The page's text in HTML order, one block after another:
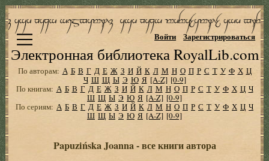
Электронная библиотека RoyalLib.com
Войти Зарегистрироваться
По авторам: А Б В Г Д Е Ж З И Й К Л М Н О П Р С Т У Ф Х Ц
Ч Ш Щ Ы Э Ю Я [A-Z] [0-9]
По книгам: А Б В Г Д Е Ж З И Й К Л М Н О П Р С Т У Ф Х Ц Ч
Ш Щ Ы Э Ю Я [A-Z] [0-9]
По сериям: А Б В Г Д Е Ж З И Й К Л М Н О П Р С Т У Ф Х Ц Ч
Ш Щ Ы Э Ю Я [A-Z] [0-9]
Papuzińska Joanna - все книги автора